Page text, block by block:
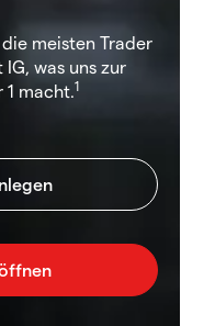
meisten Trader
was uns zur
1 macht.1